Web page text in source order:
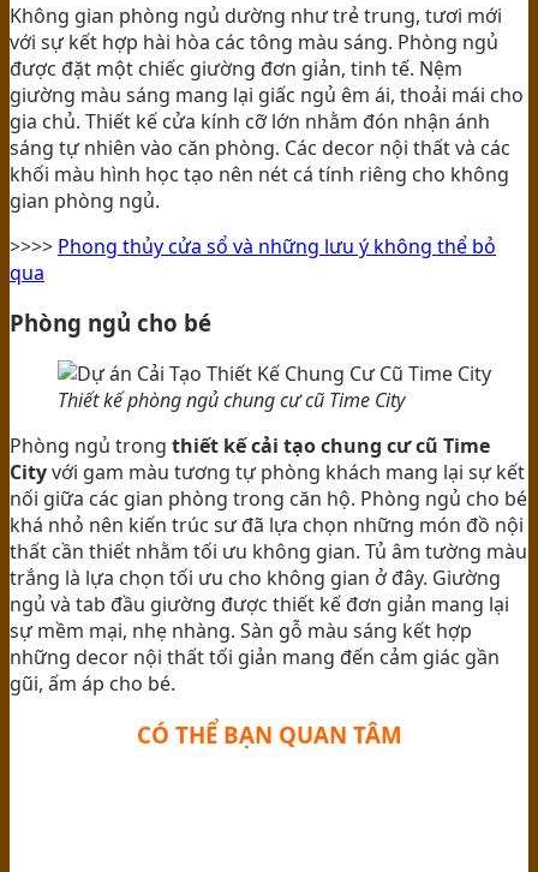
Không gian phòng ngủ dường như trẻ trung, tươi mới
với sự kết hợp hài hòa các tông màu sáng. Phòng ngủ
được đặt một chiếc giường đơn giản, tinh tế. Nệm
giường màu sáng mang lại giấc ngủ êm ái, thoải mái cho
gia chủ. Thiết kế cửa kính cỡ lớn nhằm đón nhận ánh
sáng tự nhiên vào căn phòng. Các decor nội thất và các
khối màu hình học tạo nên nét cá tính riêng cho không
gian phòng ngủ.
>>>> Phong thủy cửa sổ và những lưu ý không thể bỏ
qua
Phòng ngủ cho bé
Thiết kế phòng ngủ chung cư cũ Time City
Phòng ngủ trong thiết kế cải tạo chung cư cũ Time
Cityvới gam màu tương tự phòng khách mang lại sự kết
nối giữa các gian phòng trong căn hộ. Phòng ngủ cho bé
khá nhỏ nên kiến trúc sư đã lựa chọn những món đồ nội
thất cần thiết nhằm tối ưu không gian. Tủ âm tường màu
trắng là lựa chọn tối ưu cho không gian ở đây. Giường
ngủ và tab đầu giường được thiết kế đơn giản mang lại
sự mềm mại, nhẹ nhàng. Sàn gỗ màu sáng kết hợp
những decor nội thất tối giản mang đến cảm giác gần
gũi, ấm áp cho bé.
CÓ THỂ BẠN QUAN TÂM